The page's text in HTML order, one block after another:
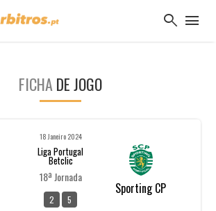
search menu
FICHA DE JOGO
18 Janeiro 2024
Liga Portugal
Betclic
18ª Jornada
2 5
Sporting CP